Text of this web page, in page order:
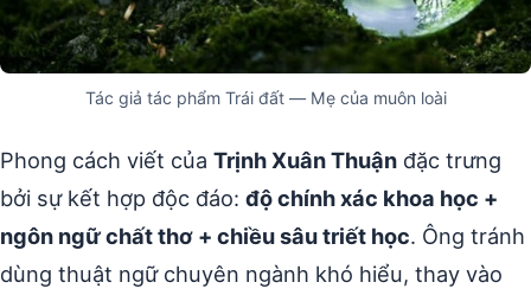
Tác giả tác phẩm Trái đất — Mẹ của muôn loài
Phong cách viết của Trịnh Xuân Thuận đặc trưng
bởi sự kết hợp độc đáo: độ chính xác khoa học +
ngôn ngữ chất thơ + chiều sâu triết học. Ông tránh
dùng thuật ngữ chuyên ngành khó hiểu, thay vào